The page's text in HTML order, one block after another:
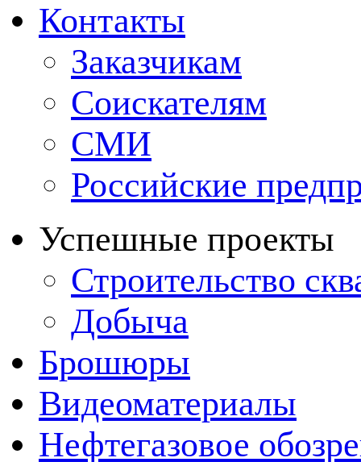
Контакты
Заказчикам
Соискателям
СМИ
Российские
Успешные проекты
Строительство
Добыча
Брошюры
Видеоматериалы
Нефтегазовое